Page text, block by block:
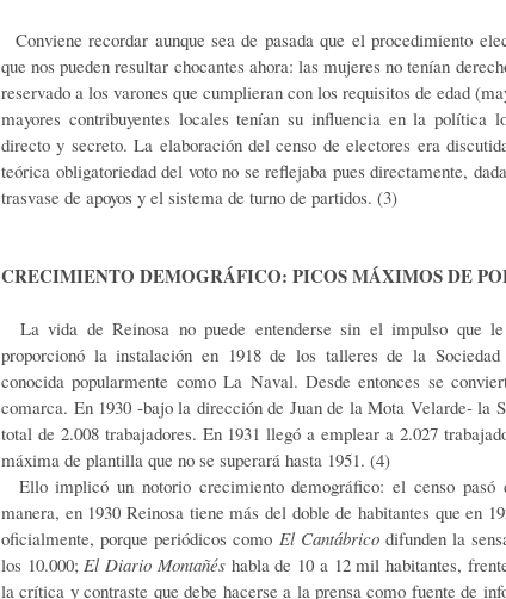
Conviene recordar aunque sea de pasada que el procedimiento
que nos pueden resultar chocantes ahora: las mujeres no tenían
reservado a los varones que cumplieran con los requisitos de edad
mayores contribuyentes locales tenían su influencia en la política
directo y secreto. La elaboración del censo de electores era
teórica obligatoriedad del voto no se reflejaba pues directamente,
trasvase de apoyos y el sistema de turno de partidos. (3)
CRECIMIENTO DEMOGRÁFICO: PICOS MÁXIMOS DE
La vida de Reinosa no puede entenderse sin el impulso que le
proporcionó la instalación en 1918 de los talleres de la
conocida popularmente como La Naval. Desde entonces se
comarca. En 1930 -bajo la dirección de Juan de la Mota Velarde- la
total de 2.008 trabajadores. En 1931 llegó a emplear a 2.027
máxima de plantilla que no se superará hasta 1951. (4)
Ello implicó un notorio crecimiento demográfico: el censo pasó
manera, en 1930 Reinosa tiene más del doble de habitantes que en
oficialmente, porque periódicos como El Cantábricodifunden la
los 10.000; El Diario Montañéshabla de 10 a 12 mil habitantes,
la crítica y contraste que debe hacerse a la prensa como fuente de